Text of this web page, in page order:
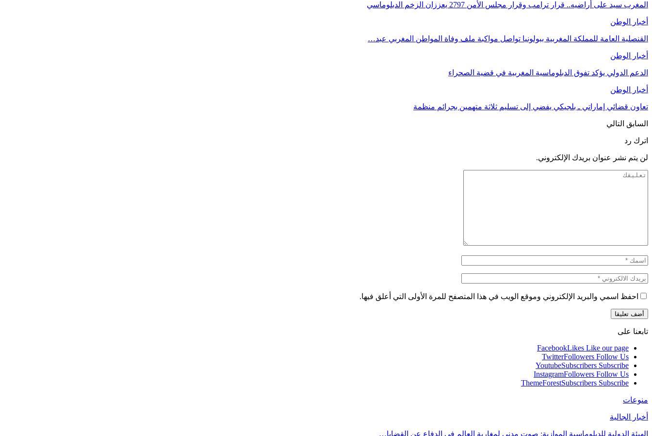
المغرب سيد على أراضيه.. قرار ترامب وقرار مجلس الأمن 2797 يعززان الزخم الدبلوماسي
أخبار الوطن
القنصلية العامة للمملكة المغربية ببولونيا تواصل مواكبة ملف وفاة المواطن المغربي عبد…
أخبار الوطن
الدعم الدولي يؤكد تفوق الدبلوماسية المغربية في قضية الصحراء
أخبار الوطن
تعاون قضائي إماراتي ـ بلجيكي يفضي إلى تسليم ثلاثة متهمين بجرائم منظمة
السابق التالي
اترك رد
لن يتم نشر عنوان بريدك الإلكتروني.
احفظ اسمي والبريد الإلكتروني وموقع الويب في هذا المتصفح للمرة الأولى التي أعلق فيها.
تابعنا على
FacebookLikes Like our page
TwitterFollowers Follow Us
YoutubeSubscribers Subscribe
InstagramFollowers Follow Us
ThemeForestSubscribers Subscribe
منوعات
أخبار الجالية
الهيئة الدولية للدبلوماسية الموازية: صوت مدني لمغاربة العالم في الدفاع عن القضايا…